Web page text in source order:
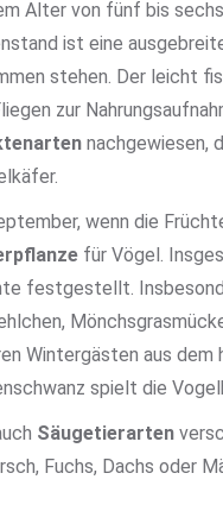
Alter von fünf bis
ist eine
stehen. Der leicht
zur
nachgewiesen,
wenn die
für Vögel.
festgestellt.
Wintergästen aus dem
spielt die
Säugetierarten
Fuchs, Dachs oder